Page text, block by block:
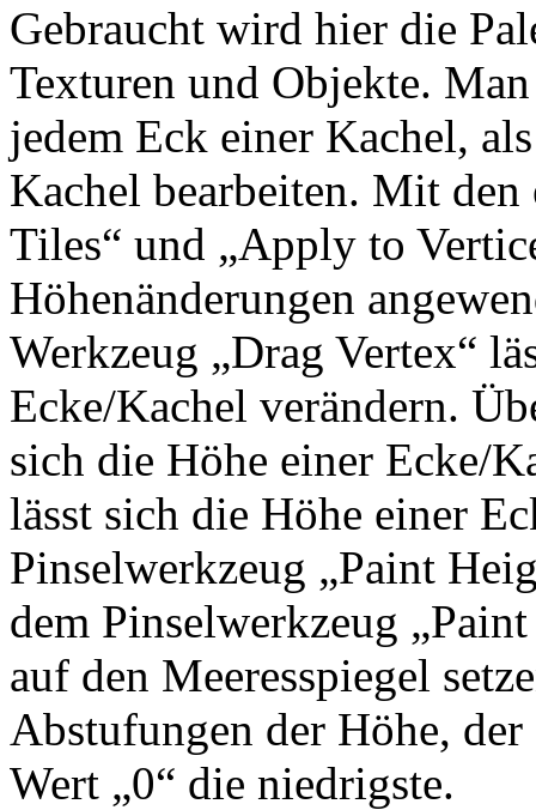
Gebraucht wird hier die
Texturen und Objekte.
jedem Eck einer Kachel,
Kachel bearbeiten. Mit
Tiles“ und „Apply to
Höhenänderungen
Werkzeug „Drag Vertex“
Ecke/Kachel verändern.
sich die Höhe einer Ecke/
lässt sich die Höhe einer
Pinselwerkzeug „Paint
dem Pinselwerkzeug
auf den Meeresspiegel
Abstufungen der Höhe,
Wert „0“ die niedrigste.